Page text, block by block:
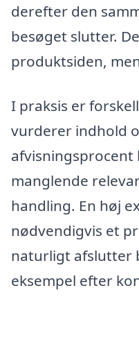
derefter den
besøget slutter.
produktsiden,
I praksis er
vurderer indhold
afvisningsprocent
manglende
handling. En høj
nødvendigvis et
naturligt afslutter
eksempel efter